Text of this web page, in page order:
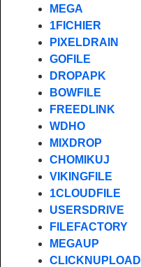
MEGA
1FICHIER
PIXELDRAIN
GOFILE
DROPAPK
BOWFILE
FREEDLINK
WDHO
MIXDROP
CHOMIKUJ
VIKINGFILE
1CLOUDFILE
USERSDRIVE
FILEFACTORY
MEGAUP
CLICKNUPLOAD